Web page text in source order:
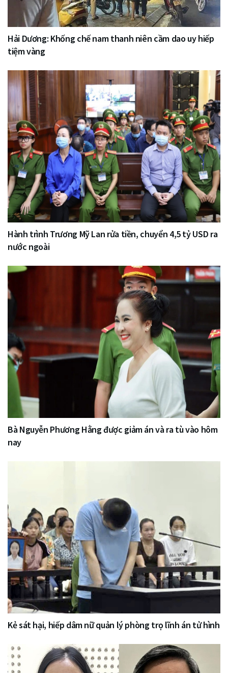
Hải Dương: Khống chế nam thanh niên cầm dao uy hiếp
tiệm vàng
Hành trình Trương Mỹ Lan rửa tiền, chuyển 4,5 tỷ USD ra
nước ngoài
Bà Nguyễn Phương Hằng được giảm án và ra tù vào hôm
nay
Kẻ sát hại, hiếp dâm nữ quản lý phòng trọ lĩnh án tử hình